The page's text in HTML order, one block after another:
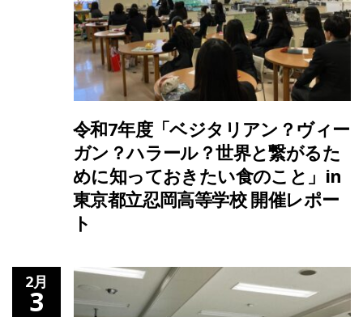
令和7年度「ベジタリアン？ヴィー
ガン？ハラール？世界と繋がるた
めに知っておきたい食のこと」in
東京都立忍岡高等学校 開催レポー
ト
2月
3